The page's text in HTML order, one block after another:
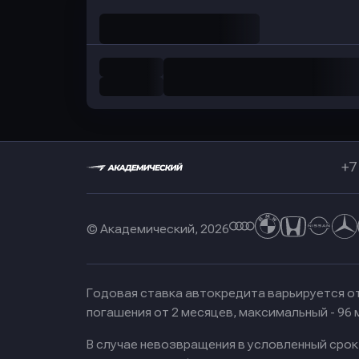
© Академический, 2026
Годовая ставка автокредита варьируется
погашения от 2 месяцев, максимальный -
В случае невозвращения в условленный